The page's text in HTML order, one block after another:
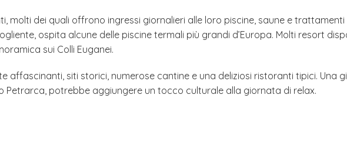
molti dei quali offrono ingressi giornalieri alle loro piscine, saune e
ospita alcune delle piscine termali più grandi d’Europa. Molti resort
sui Colli Euganei.
affascinanti, siti storici, numerose cantine e una deliziosi ristoranti tipici. Una
potrebbe aggiungere un tocco culturale alla giornata di relax.